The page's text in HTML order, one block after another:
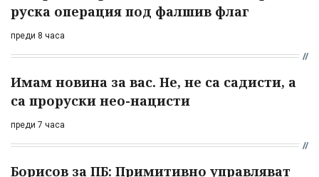
руска операция под фалшив флаг
преди 8 часа
Имам новина за вас. Не, не са садисти, а
са проруски нео-нацисти
преди 7 часа
Борисов за ПБ: Примитивно управляват